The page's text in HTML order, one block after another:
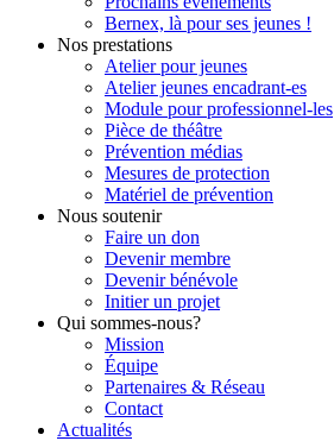
Bernex, là pour ses jeunes !
Nos prestations
Atelier pour jeunes
Atelier jeunes encadrant-es
Module pour professionnel-les
Pièce de théâtre
Prévention médias
Mesures de protection
Matériel de prévention
Nous soutenir
Faire un don
Devenir membre
Devenir bénévole
Initier un projet
Qui sommes-nous?
Mission
Équipe
Partenaires & Réseau
Contact
Actualités